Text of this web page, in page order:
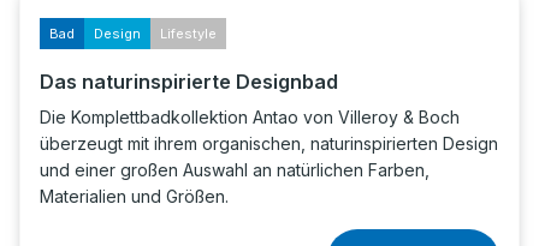
Bad Design Lifestyle
Das naturinspirierte Designbad
Die Komplettbadkollektion Antao von Villeroy & Boch
überzeugt mit ihrem organischen, naturinspirierten Design
und einer großen Auswahl an natürlichen Farben,
Materialien und Größen.